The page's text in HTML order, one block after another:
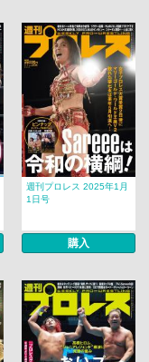
週刊プロレス 2025年1月
1日号
購入